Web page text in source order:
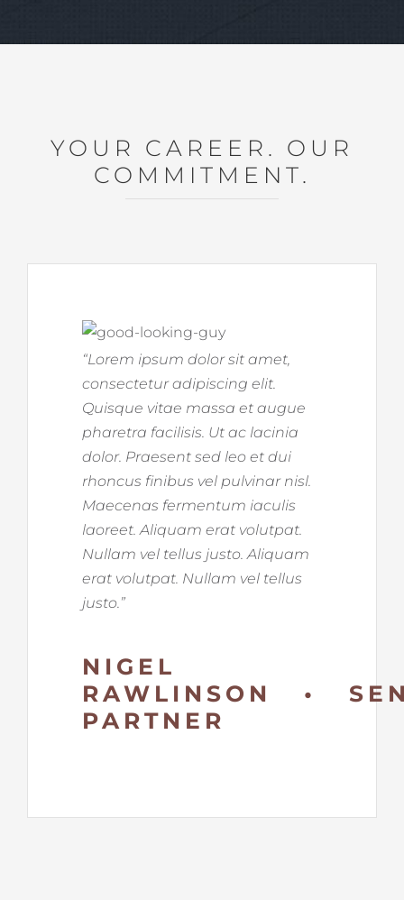
YOUR CAREER. OUR
COMMITMENT.
“Lorem ipsum dolor sit amet,
consectetur adipiscing elit.
Quisque vitae massa et augue
pharetra facilisis. Ut ac lacinia
dolor. Praesent sed leo et dui
rhoncus finibus vel pulvinar nisl.
Maecenas fermentum iaculis
laoreet. Aliquam erat volutpat.
Nullam vel tellus justo.Aliquam
erat volutpat. Nullam vel tellus
justo.”
NIGEL
RAWLINSON •
PARTNER